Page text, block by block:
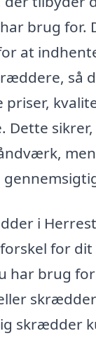
brug for.
at
så
priser,
Dette
i
for
har brug
skrædder